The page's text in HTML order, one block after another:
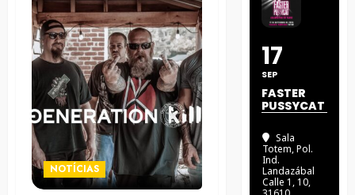
NOTÍCIAS
17
SEP
FASTER
PUSSYCAT
Sala
Totem, Pol.
Ind.
Landazábal
Calle 1, 10,